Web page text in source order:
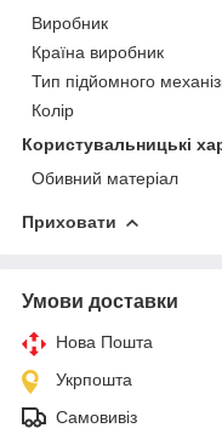
Виробник
Країна виробник
Тип підйомного
Колір
Користувальницькі
Обивний матеріал
Приховати
Умови доставки
Нова Пошта
Укрпошта
Самовивіз